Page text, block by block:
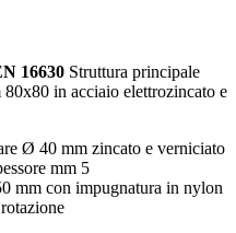
16630 Struttura principale
in acciaio elettrozincato e
Ø 40 mm zincato e verniciato
mm 5
mm con impugnatura in nylon